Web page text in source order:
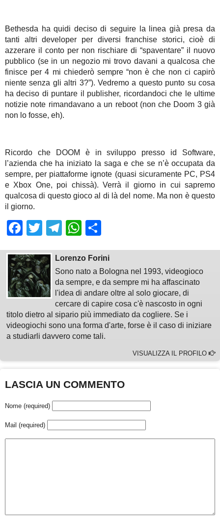
Bethesda ha quidi deciso di seguire la linea già presa da
tanti altri developer per diversi franchise storici, cioè di
azzerare il conto per non rischiare di “spaventare” il nuovo
pubblico (se in un negozio mi trovo davani a qualcosa che
finisce per 4 mi chiederò sempre “non è che non ci capirò
niente senza gli altri 3?”). Vedremo a questo punto su cosa
ha deciso di puntare il publisher, ricordandoci che le ultime
notizie note rimandavano a un reboot (non che Doom 3 già
non lo fosse, eh).
Ricordo che DOOM è in sviluppo presso id Software,
l’azienda che ha iniziato la saga e che se n’è occupata da
sempre, per piattaforme ignote (quasi sicuramente PC, PS4
e Xbox One, poi chissà). Verrà il giorno in cui sapremo
qualcosa di questo gioco al di là del nome. Ma non è questo
il giorno.
Facebook
TwitterTelegram
WhatsApp
Lorenzo Forini
Sono nato a Bologna nel 1993, videogioco
da sempre, e da sempre mi ha affascinato
l'idea di andare oltre al solo giocare, di
cercare di capire cosa c'è nascosto in ogni
titolo dietro al sipario più immediato da cogliere. Se i
videogiochi sono una forma d'arte, forse è il caso di iniziare
a studiarli davvero come tali.
VISUALIZZA IL PROFILO
LASCIA UN COMMENTO
Nome (required)
Mail (required)